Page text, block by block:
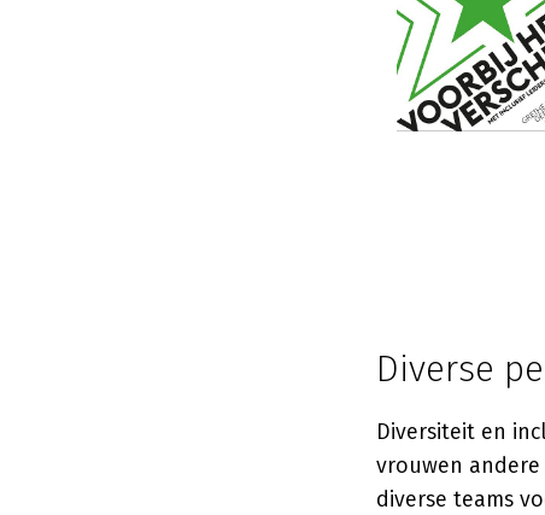
Diverse
Diversiteit en
vrouwen
diverse teams